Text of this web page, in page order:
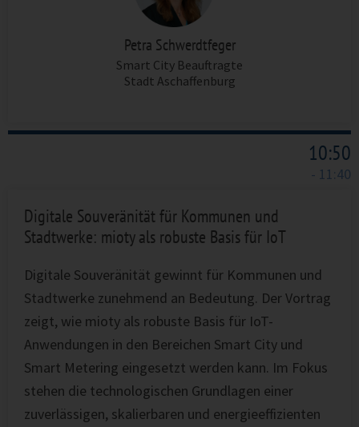
Petra Schwerdtfeger
Smart City Beauftragte
Stadt Aschaffenburg
10:50
- 11:40
Digitale Souveränität für Kommunen und
Stadtwerke: mioty als robuste Basis für IoT
Digitale Souveränität gewinnt für Kommunen und
Stadtwerke zunehmend an Bedeutung. Der Vortrag
zeigt, wie mioty als robuste Basis für IoT-
Anwendungen in den Bereichen Smart City und
Smart Metering eingesetzt werden kann. Im Fokus
stehen die technologischen Grundlagen einer
zuverlässigen, skalierbaren und energieeffizienten